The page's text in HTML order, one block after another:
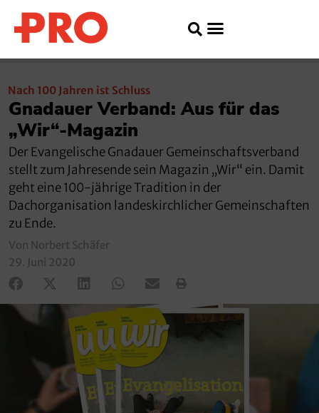
Nach 100 Jahren ist Schluss
Gnadauer Verband: Aus für das
„Wir“-Magazin
Der Evangelische Gnadauer Gemeinschaftsverband
stellt zum Jahresende sein Magazin „Wir“ ein. Damit
geht eine 100-jährige Tradition in der
Dachorganisation landeskirchlicher Gemeinschaften
zu Ende.
Von Norbert Schäfer
29. Juni 2020